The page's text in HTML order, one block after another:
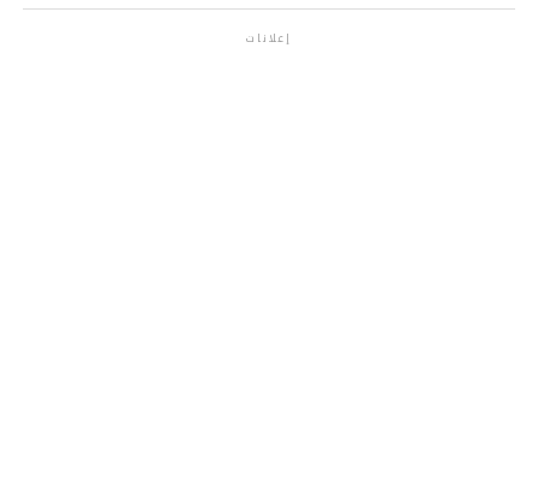
إعلانات